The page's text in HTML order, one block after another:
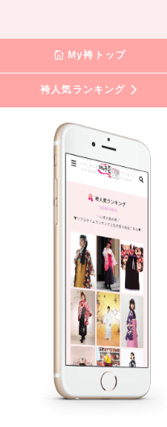
My袴トップ
袴人気ランキング